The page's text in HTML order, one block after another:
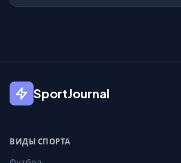
SportJournal
ВИДЫ СПОРТА